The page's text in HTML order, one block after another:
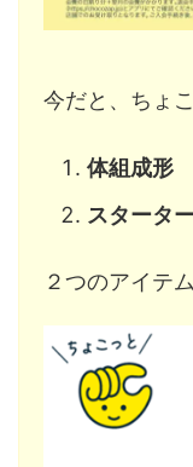
今だと、ちょ
体組成形
スタータ
２つのアイテ